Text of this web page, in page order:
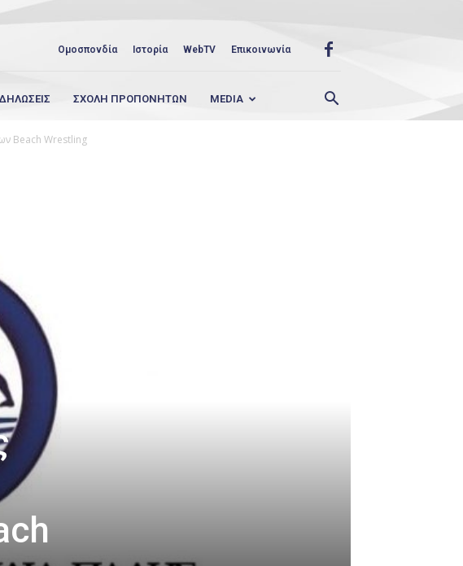
Ομοσπονδία Ιστορία WebTV Επικοινωνία
ΣΧΟΛΗ ΠΡΟΠΟΝΗΤΩΝ MEDIA
Beach Wrestling